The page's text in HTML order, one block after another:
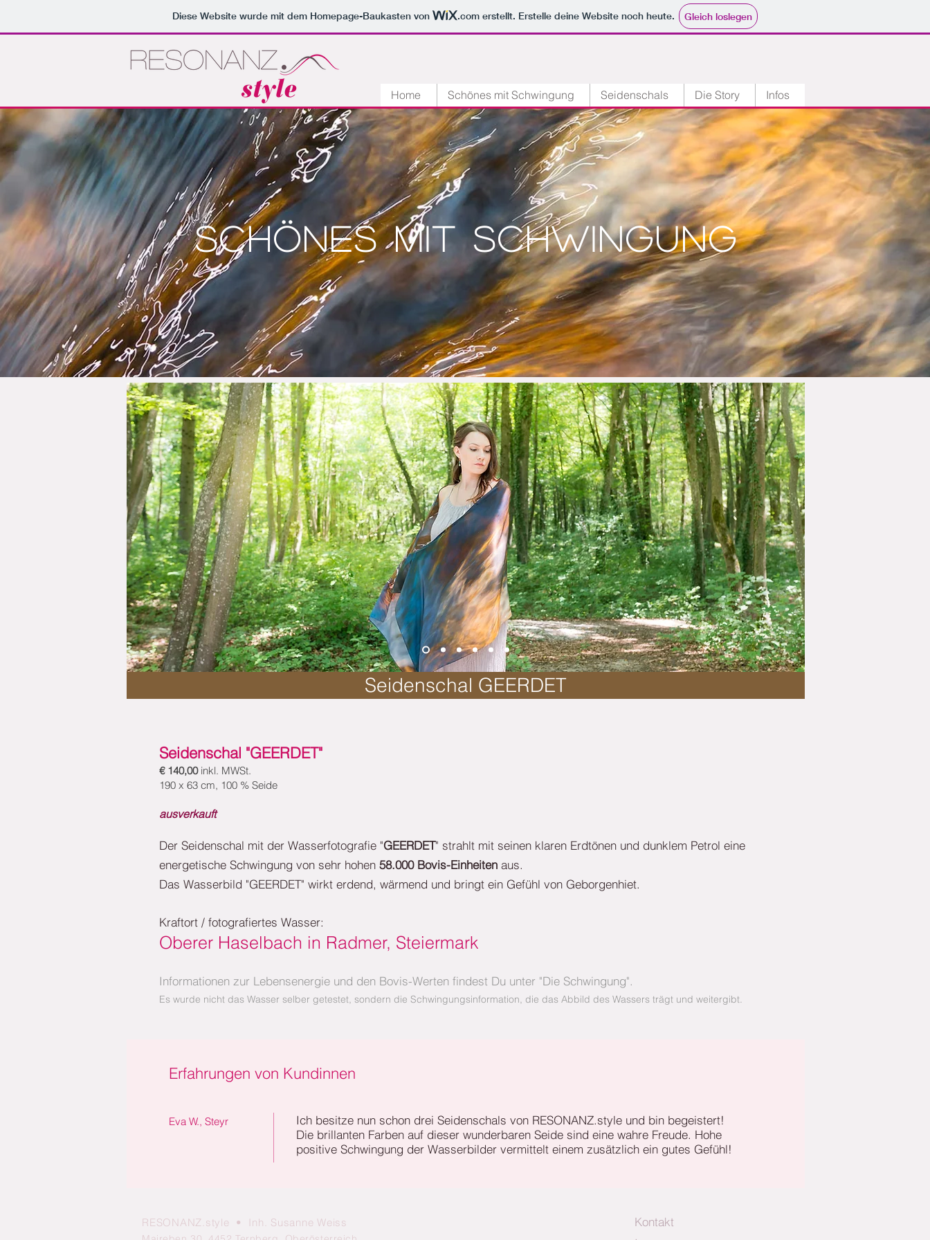
Diese Website wurde mit dem Homepage-Baukasten von .com erstellt. Erstelle deine Website noch heute. Gleich loslegen
Home Schönes mit Schwingung Seidenschals Die Story Infos
Schönes mit Schwingung
Seidenschal "GEERDET"
€ 140,00 inkl. MWSt.
190 x 63 cm, 100 % Seide
ausverkauft
Der Seidenschal mit der Wasserfotografie "GEERDET" strahlt mit seinen klaren Erdtönen und dunklem Petrol eine
energetische Schwingung von sehr hohen 58.000 Bovis-Einheiten aus.
Das Wasserbild "GEERDET" wirkt erdend, wärmend und bringt ein Gefühl von Geborgenhiet.
Kraftort / fotografiertes Wasser:
Oberer Haselbach in Radmer, Steiermark
Informationen zur Lebensenergie und den Bovis-Werten findest Du unter "Die Schwingung".
Es wurde nicht das Wasser selber getestet, sondern die Schwingungsinformation, die das Abbild des Wassers trägt und weitergibt.
Erfahrungen von Kundinnen
Eva W., Steyr
Ich besitze nun schon drei Seidenschals von RESONANZ.style und bin begeistert!
Die brillanten Farben auf dieser wunderbaren Seide sind eine wahre Freude. Hohe
positive Schwingung der Wasserbilder vermittelt einem zusätzlich ein gutes Gefühl!
Seidenschal GEERDET
RESONANZ.style • Inh. Susanne Weiss
Kontakt